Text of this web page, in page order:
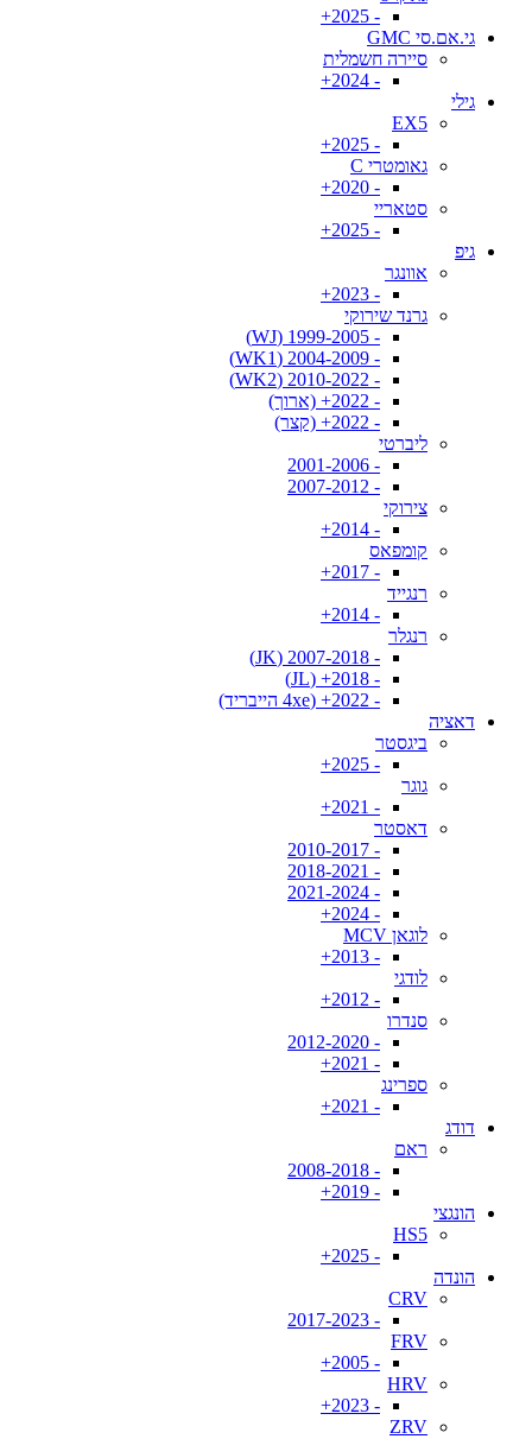
- 2025+
גי.אם.סי GMC
סיירה חשמלית
- 2024+
גילי
EX5
- 2025+
גאומטרי C
- 2020+
סטאריי
- 2025+
גיפ
אוונגר
- 2023+
גרנד שירוקי
- 1999-2005 (WJ)
- 2004-2009 (WK1)
- 2010-2022 (WK2)
- 2022+ (ארוך)
- 2022+ (קצר)
ליברטי
- 2001-2006
- 2007-2012
צירוקי
- 2014+
קומפאס
- 2017+
רנגייד
- 2014+
רנגלר
- 2007-2018 (JK)
- 2018+ (JL)
- 2022+ (4xe הייבריד)
דאציה
ביגסטר
- 2025+
גוגר
- 2021+
דאסטר
- 2010-2017
- 2018-2021
- 2021-2024
- 2024+
לוגאן MCV
- 2013+
לודגי
- 2012+
סנדרו
- 2012-2020
- 2021+
ספרינג
- 2021+
דודג
ראם
- 2008-2018
- 2019+
הונגצי
HS5
- 2025+
הונדה
CRV
- 2017-2023
FRV
- 2005+
HRV
- 2023+
ZRV